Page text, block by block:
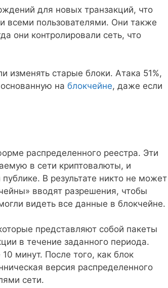
для новых транзакций, что
всеми пользователями. Они также
они контролировали сеть, что
изменять старые блоки. Атака 51%,
на блокчейне, даже если
распределенного реестра. Эти
в сети криптовалюты, и
В результате никто не может
вводят разрешения, чтобы
видеть все данные в блокчейне.
представляют собой пакеты
в течение заданного периода.
минут. После того, как блок
версия распределенного
сети.